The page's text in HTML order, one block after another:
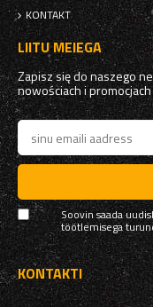
KONTAKT
LIITU MEIEGA
Zapisz się do naszego
nowościach i
Soovin saada
töötlemisega
KONTAKTI